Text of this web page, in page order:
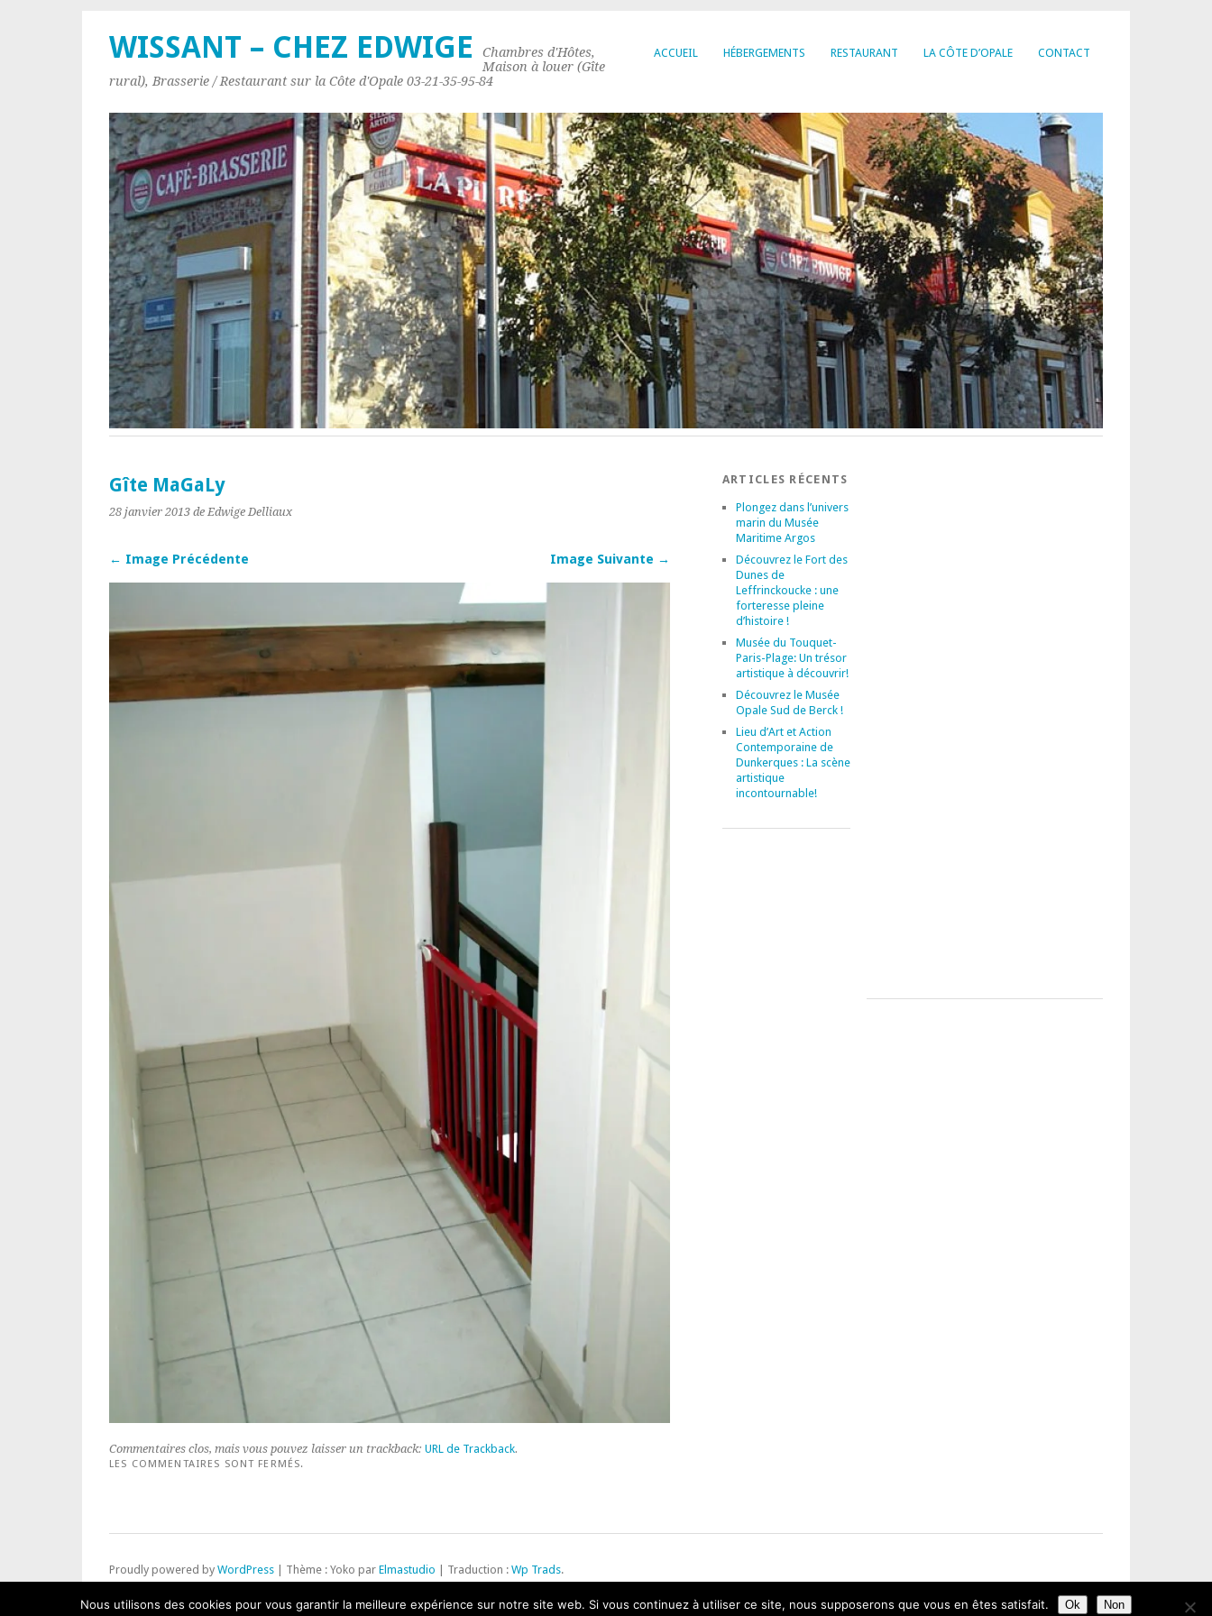
ACCUEIL HÉBERGEMENTS RESTAURANT LA CÔTE D’OPALE CONTACT
WISSANT – CHEZ EDWIGE
Chambres d'Hôtes,
Maison à louer (Gîte
rural), Brasserie / Restaurant sur la Côte d'Opale 03-21-35-95-84
Gîte MaGaLy
28 janvier 2013 de Edwige Delliaux
← Image Précédente Image Suivante →
Commentaires clos, mais vous pouvez laisser un trackback: URL de Trackback.
LES COMMENTAIRES SONT FERMÉS.
ARTICLES RÉCENTS
Plongez dans l’univers
marin du Musée
Maritime Argos
Découvrez le Fort des
Dunes de
Leffrinckoucke : une
forteresse pleine
d’histoire !
Musée du Touquet-
Paris-Plage: Un trésor
artistique à découvrir!
Découvrez le Musée
Opale Sud de Berck !
Lieu d’Art et Action
Contemporaine de
Dunkerques : La scène
artistique
incontournable!
Proudly powered by WordPress Thème : Yoko par Elmastudio | Traduction : Wp Trads.
Nous utilisons des cookies pour vous garantir la meilleure expérience sur notre site web. Si vous continuez à utiliser ce site, nous supposerons que vous en êtes satisfait. Ok Non